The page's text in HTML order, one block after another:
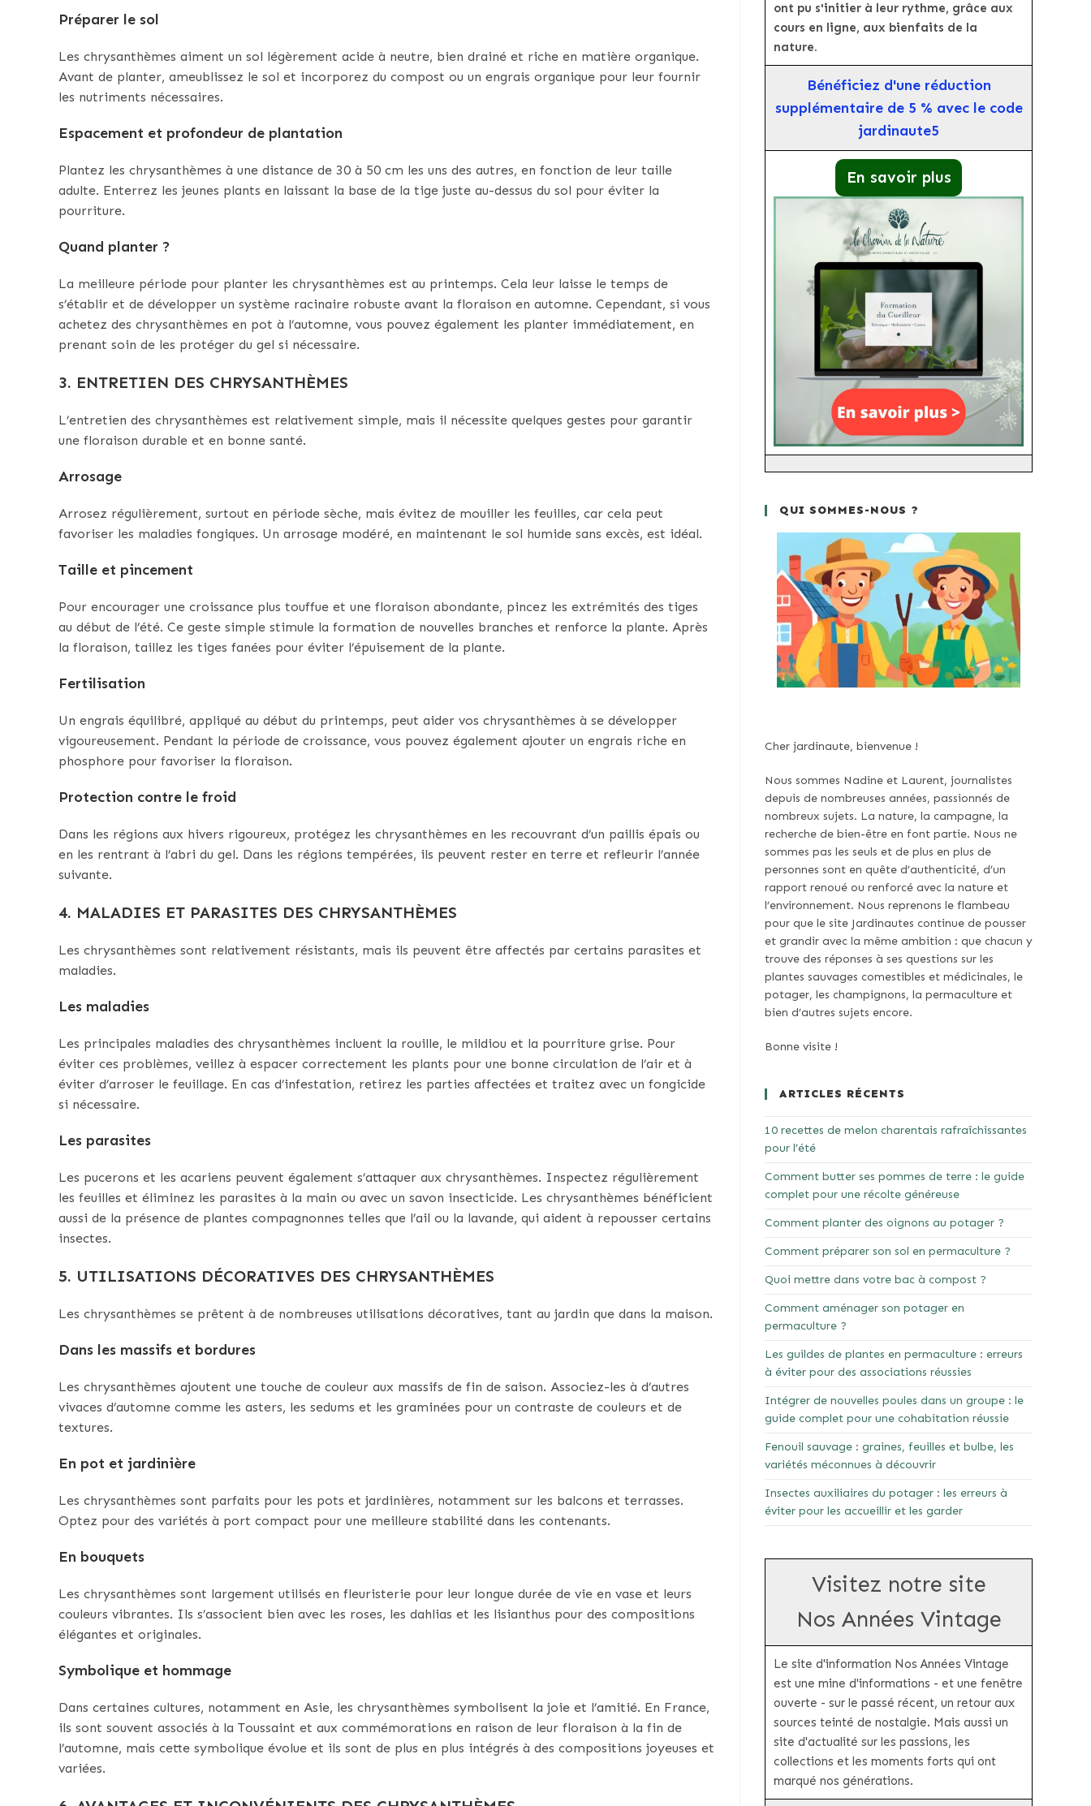
Préparer le sol
Les chrysanthèmes aiment un sol légèrement acide à neutre, bien drainé et riche en matière organique.
Avant de planter, ameublissez le sol et incorporez du compost ou un engrais organique pour leur fournir
les nutriments nécessaires.
Espacement et profondeur de plantation
Plantez les chrysanthèmes à une distance de 30 à 50 cm les uns des autres, en fonction de leur taille
adulte. Enterrez les jeunes plants en laissant la base de la tige juste au-dessus du sol pour éviter la
pourriture.
Quand planter ?
La meilleure période pour planter les chrysanthèmes est au printemps. Cela leur laisse le temps de
s’établir et de développer un système racinaire robuste avant la floraison en automne. Cependant, si vous
achetez des chrysanthèmes en pot à l’automne, vous pouvez également les planter immédiatement, en
prenant soin de les protéger du gel si nécessaire.
3. ENTRETIEN DES CHRYSANTHÈMES
L’entretien des chrysanthèmes est relativement simple, mais il nécessite quelques gestes pour garantir
une floraison durable et en bonne santé.
Arrosage
Arrosez régulièrement, surtout en période sèche, mais évitez de mouiller les feuilles, car cela peut
favoriser les maladies fongiques. Un arrosage modéré, en maintenant le sol humide sans excès, est idéal.
Taille et pincement
Pour encourager une croissance plus touffue et une floraison abondante, pincez les extrémités des tiges
au début de l’été. Ce geste simple stimule la formation de nouvelles branches et renforce la plante. Après
la floraison, taillez les tiges fanées pour éviter l’épuisement de la plante.
Fertilisation
Un engrais équilibré, appliqué au début du printemps, peut aider vos chrysanthèmes à se développer
vigoureusement. Pendant la période de croissance, vous pouvez également ajouter un engrais riche en
phosphore pour favoriser la floraison.
Protection contre le froid
Dans les régions aux hivers rigoureux, protégez les chrysanthèmes en les recouvrant d’un paillis épais ou
en les rentrant à l’abri du gel. Dans les régions tempérées, ils peuvent rester en terre et refleurir l’année
suivante.
4. MALADIES ET PARASITES DES CHRYSANTHÈMES
Les chrysanthèmes sont relativement résistants, mais ils peuvent être affectés par certains parasites et
maladies.
Les maladies
Les principales maladies des chrysanthèmes incluent la rouille, le mildiou et la pourriture grise. Pour
éviter ces problèmes, veillez à espacer correctement les plants pour une bonne circulation de l’air et à
éviter d’arroser le feuillage. En cas d’infestation, retirez les parties affectées et traitez avec un fongicide
si nécessaire.
Les parasites
Les pucerons et les acariens peuvent également s’attaquer aux chrysanthèmes. Inspectez régulièrement
les feuilles et éliminez les parasites à la main ou avec un savon insecticide. Les chrysanthèmes bénéficient
aussi de la présence de plantes compagnonnes telles que l’ail ou la lavande, qui aident à repousser certains
insectes.
5. UTILISATIONS DÉCORATIVES DES CHRYSANTHÈMES
Les chrysanthèmes se prêtent à de nombreuses utilisations décoratives, tant au jardin que dans la maison.
Dans les massifs et bordures
Les chrysanthèmes ajoutent une touche de couleur aux massifs de fin de saison. Associez-les à d’autres
vivaces d’automne comme les asters, les sedums et les graminées pour un contraste de couleurs et de
textures.
En pot et jardinière
Les chrysanthèmes sont parfaits pour les pots et jardinières, notamment sur les balcons et terrasses.
Optez pour des variétés à port compact pour une meilleure stabilité dans les contenants.
En bouquets
Les chrysanthèmes sont largement utilisés en fleuristerie pour leur longue durée de vie en vase et leurs
couleurs vibrantes. Ils s’associent bien avec les roses, les dahlias et les lisianthus pour des compositions
élégantes et originales.
Symbolique et hommage
Dans certaines cultures, notamment en Asie, les chrysanthèmes symbolisent la joie et l’amitié. En France,
ils sont souvent associés à la Toussaint et aux commémorations en raison de leur floraison à la fin de
l’automne, mais cette symbolique évolue et ils sont de plus en plus intégrés à des compositions joyeuses et
variées.
ont pu s'initier à leur rythme, grâce aux
cours en ligne, aux bienfaits de la
nature.
Bénéficiez d'une réduction
supplémentaire de 5 % avec le code
jardinaute5
En savoir plus
QUI SOMMES-NOUS ?
Cher jardinaute, bienvenue !
Nous sommes Nadine et Laurent, journalistes
depuis de nombreuses années, passionnés de
nombreux sujets. La nature, la campagne, la
recherche de bien-être en font partie. Nous ne
sommes pas les seuls et de plus en plus de
personnes sont en quête d’authenticité, d’un
rapport renoué ou renforcé avec la nature et
l’environnement. Nous reprenons le flambeau
pour que le site Jardinautes continue de pousser
et grandir avec la même ambition : que chacun y
trouve des réponses à ses questions sur les
plantes sauvages comestibles et médicinales, le
potager, les champignons, la permaculture et
bien d’autres sujets encore.
Bonne visite !
ARTICLES RÉCENTS
10 recettes de melon charentais rafraîchissantes
pour l’été
Comment butter ses pommes de terre : le guide
complet pour une récolte généreuse
Comment planter des oignons au potager ?
Comment préparer son sol en permaculture ?
Quoi mettre dans votre bac à compost ?
Comment aménager son potager en
permaculture ?
Les guildes de plantes en permaculture : erreurs
à éviter pour des associations réussies
Intégrer de nouvelles poules dans un groupe : le
guide complet pour une cohabitation réussie
Fenouil sauvage : graines, feuilles et bulbe, les
variétés méconnues à découvrir
Insectes auxiliaires du potager : les erreurs à
éviter pour les accueillir et les garder
Visitez notre site
Nos Années Vintage
Le site d'information Nos Années Vintage
est une mine d'informations - et une fenêtre
ouverte - sur le passé récent, un retour aux
sources teinté de nostalgie. Mais aussi un
site d'actualité sur les passions, les
collections et les moments forts qui ont
marqué nos générations.